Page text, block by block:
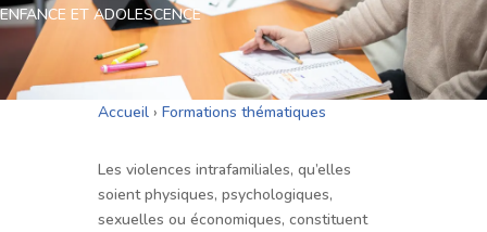
ENFANCE ET ADOLESCENCE
Accueil› Formations thématiques
Les violences intrafamiliales, qu’elles
soient physiques, psychologiques,
sexuelles ou économiques, constituent